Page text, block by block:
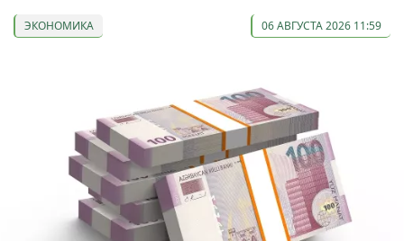
ЭКОНОМИКА 06 АВГУСТА 2026 11:59